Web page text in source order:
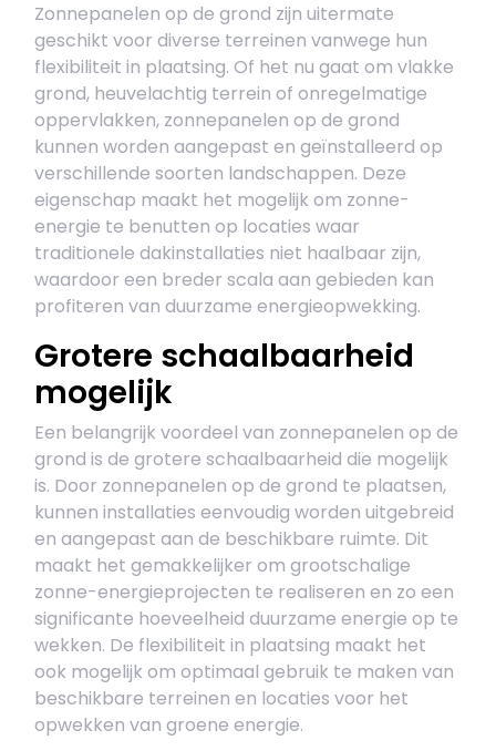
Zonnepanelen op de grond zijn uitermate
geschikt voor diverse terreinen vanwege hun
flexibiliteit in plaatsing. Of het nu gaat om vlakke
grond, heuvelachtig terrein of onregelmatige
oppervlakken, zonnepanelen op de grond
kunnen worden aangepast en geïnstalleerd op
verschillende soorten landschappen. Deze
eigenschap maakt het mogelijk om zonne-
energie te benutten op locaties waar
traditionele dakinstallaties niet haalbaar zijn,
waardoor een breder scala aan gebieden kan
profiteren van duurzame energieopwekking.
Grotere schaalbaarheid
mogelijk
Een belangrijk voordeel van zonnepanelen op de
grond is de grotere schaalbaarheid die mogelijk
is. Door zonnepanelen op de grond te plaatsen,
kunnen installaties eenvoudig worden uitgebreid
en aangepast aan de beschikbare ruimte. Dit
maakt het gemakkelijker om grootschalige
zonne-energieprojecten te realiseren en zo een
significante hoeveelheid duurzame energie op te
wekken. De flexibiliteit in plaatsing maakt het
ook mogelijk om optimaal gebruik te maken van
beschikbare terreinen en locaties voor het
opwekken van groene energie.